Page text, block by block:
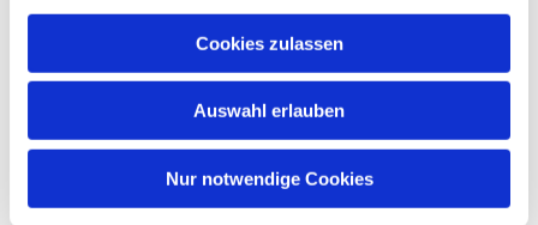
Cookies zulassen
Auswahl erlauben
Nur notwendige Cookies
Datenschutz
AGB
Widerruf